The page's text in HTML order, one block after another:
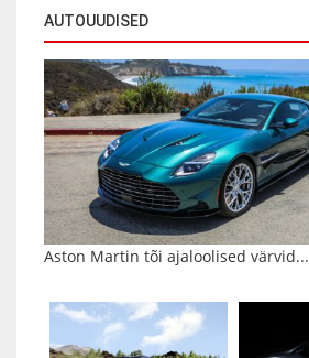
AUTOUUDISED
Aston Martin tõi ajaloolised värvid...